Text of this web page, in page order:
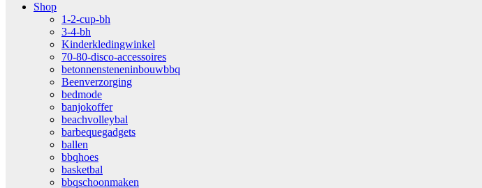
Shop
1-2-cup-bh
3-4-bh
Kinderkledingwinkel
70-80-disco-accessoires
betonnensteneninbouwbbq
Beenverzorging
bedmode
banjokoffer
beachvolleybal
barbequegadgets
ballen
bbqhoes
basketbal
bbqschoonmaken